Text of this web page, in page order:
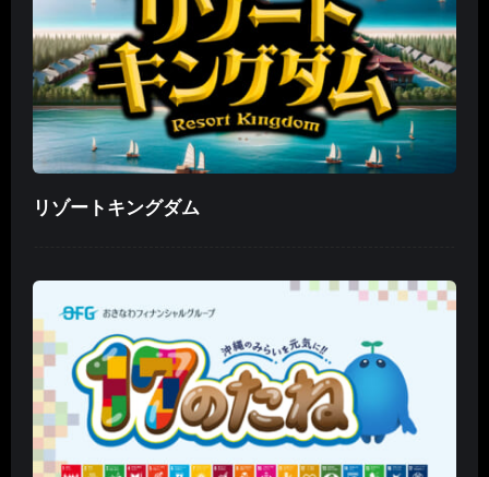
リゾートキングダム